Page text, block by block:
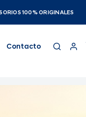
100% ORIGINALES
Contacto